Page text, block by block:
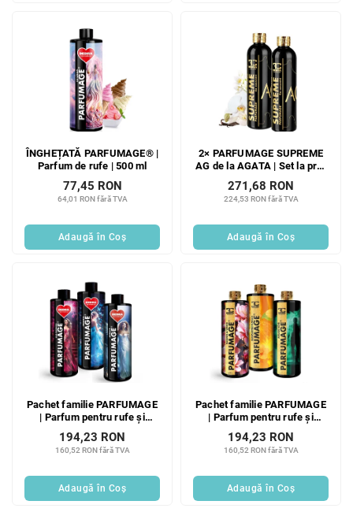
ÎNGHEȚATĂ PARFUMAGE® |
Parfum de rufe | 500 ml
64,01 RON fără TVA
77,45 RON
Adaugă în Coş
2× PARFUMAGE SUPREME
AG de la AGATA | Set la preț
redus | 4× parfum concentrat
pentru spălat | 600 ml | 120
spălări
224,53 RON fără TVA
271,68 RON
Adaugă în Coş
Pachet familie PARFUMAGE
| Parfum pentru rufe și
curățenie | PRINCESS & LILA
FASHION & ANGELIA | 500
ml × 3
160,52 RON fără TVA
194,23 RON
Adaugă în Coş
Pachet familie PARFUMAGE
| Parfum pentru rufe și
curățenie | MIRAGE NOIR &
MANDARINE FLORALE &
MAGNOLIA WOOD | 500 ml ×
160,52 RON fără TVA
194,23 RON
Adaugă în Coş